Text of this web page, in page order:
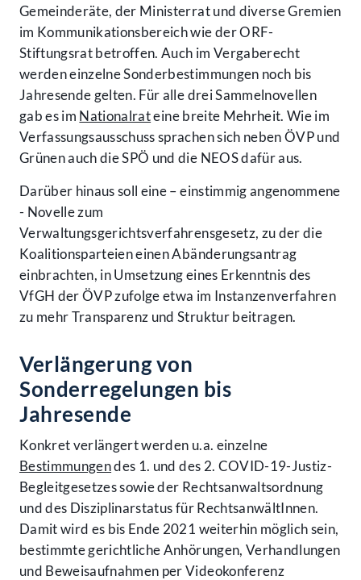
Gemeinderäte, der Ministerrat und diverse Gremien
im Kommunikationsbereich wie der ORF-
Stiftungsrat betroffen. Auch im Vergaberecht
werden einzelne Sonderbestimmungen noch bis
Jahresende gelten. Für alle drei Sammelnovellen
gab es im Nationalrateine breite Mehrheit. Wie im
Verfassungsausschuss sprachen sich neben ÖVP und
Grünen auch die SPÖ und die NEOS dafür aus.
Darüber hinaus soll eine – einstimmig angenommene
- Novelle zum
Verwaltungsgerichtsverfahrensgesetz, zu der die
Koalitionsparteien einen Abänderungsantrag
einbrachten, in Umsetzung eines Erkenntnis des
VfGH der ÖVP zufolge etwa im Instanzenverfahren
zu mehr Transparenz und Struktur beitragen.
Verlängerung von
Sonderregelungen bis
Jahresende
Konkret verlängert werden u.a. einzelne
Bestimmungendes 1. und des 2. COVID-19-Justiz-
Begleitgesetzes sowie der Rechtsanwaltsordnung
und des Disziplinarstatus für RechtsanwältInnen.
Damit wird es bis Ende 2021 weiterhin möglich sein,
bestimmte gerichtliche Anhörungen, Verhandlungen
und Beweisaufnahmen per Videokonferenz